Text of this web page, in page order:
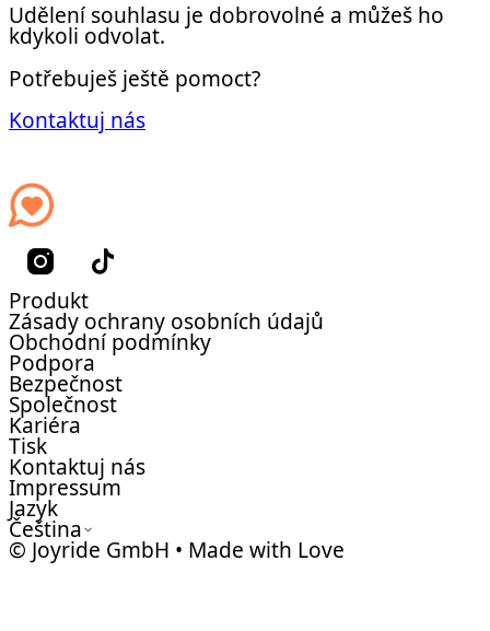
Udělení souhlasu je dobrovolné a můžeš ho
kdykoli odvolat.
Potřebuješ ještě pomoct?
Kontaktuj nás
Produkt
Zásady ochrany osobních údajů
Obchodní podmínky
Podpora
Bezpečnost
Společnost
Kariéra
Tisk
Kontaktuj nás
Impressum
Jazyk
Čeština
© Joyride GmbH • Made with Love